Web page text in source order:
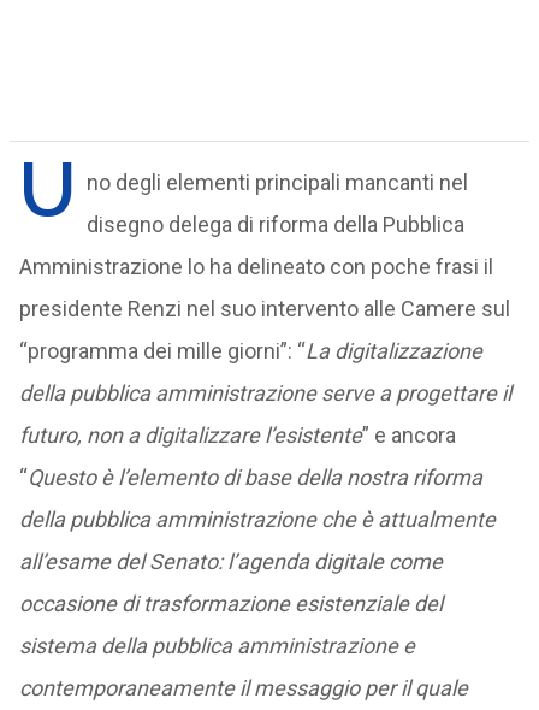
U
no degli elementi principali mancanti nel
disegno delega di riforma della Pubblica
Amministrazione lo ha delineato con poche frasi il
presidente Renzi nel suo intervento alle Camere sul
“programma dei mille giorni”: “La digitalizzazione
della pubblica amministrazione serve a progettare il
futuro, non a digitalizzare l’esistente” e ancora
“Questo è l’elemento di base della nostra riforma
della pubblica amministrazione che è attualmente
all’esame del Senato: l’agenda digitale come
occasione di trasformazione esistenziale del
sistema della pubblica amministrazione e
contemporaneamente il messaggio per il quale